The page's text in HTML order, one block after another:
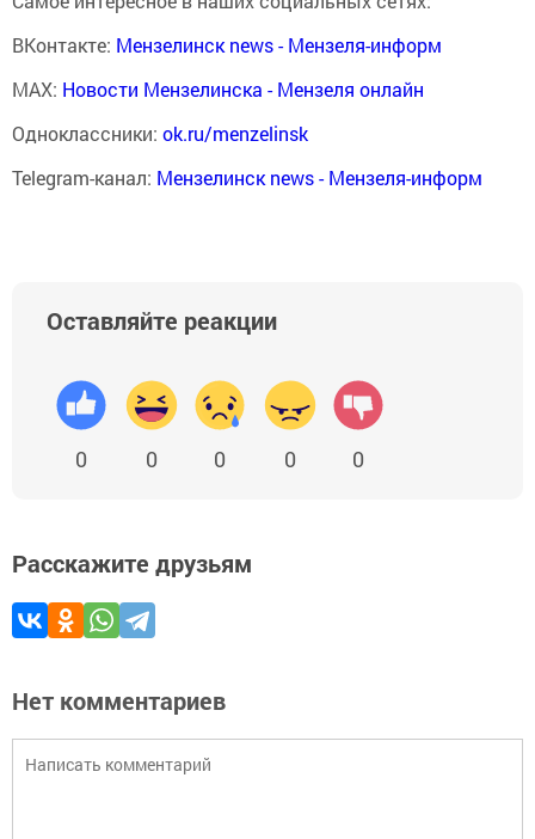
ВКонтакте: Мензелинск news - Мензеля-информ
MAX: Новости Мензелинска - Мензеля онлайн
Одноклассники: ok.ru/menzelinsk
Telegram-канал: Мензелинск news - Мензеля-информ
Оставляйте реакции
0 0 0 0 0
Расскажите друзьям
Нет комментариев